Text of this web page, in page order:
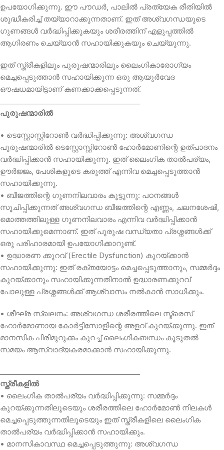
ഉപയോഗിക്കുന്നു. ഈ പൗഡർ, പാലിൽ പ്രത്യേക രീതിയിൽ
ശുദ്ധീകരിച്ച് തയ്യാറാക്കുന്നതാണ്. ഇത് അശ്വഗന്ധയുടെ
ഗുണങ്ങൾ വർദ്ധിപ്പിക്കുകയും ശരീരത്തിന് എളുപ്പത്തിൽ
ആഗിരണം ചെയ്യാൻ സഹായിക്കുകയും ചെയ്യുന്നു.
ഇത് സ്ത്രീകളിലും പുരുഷന്മാരിലും ലൈംഗികാരോഗ്യം
മെച്ചപ്പെടുത്താൻ സഹായിക്കുന്ന ഒരു ആയുർവേദ
ഔഷധമായിട്ടാണ് കണക്കാക്കപ്പെടുന്നത്.
പുരുഷന്മാരിൽ
• ടെസ്റ്റോസ്റ്റിറോൺ വർദ്ധിപ്പിക്കുന്നു: അശ്വഗന്ധ
പുരുഷന്മാരിൽ ടെസ്റ്റോസ്റ്റിറോൺ ഹോർമോണിന്റെ ഉത്പാദനം
വർദ്ധിപ്പിക്കാൻ സഹായിക്കുന്നു. ഇത് ലൈംഗിക താൽപര്യം,
ഊർജ്ജം, പേശികളുടെ കരുത്ത് എന്നിവ മെച്ചപ്പെടുത്താൻ
സഹായിക്കുന്നു.
• ബീജത്തിന്റെ ഗുണനിലവാരം കൂട്ടുന്നു: പഠനങ്ങൾ
സൂചിപ്പിക്കുന്നത് അശ്വഗന്ധ ബീജത്തിന്റെ എണ്ണം, ചലനശേഷി,
മൊത്തത്തിലുള്ള ഗുണനിലവാരം എന്നിവ വർദ്ധിപ്പിക്കാൻ
സഹായിക്കുമെന്നാണ്. ഇത് പുരുഷ വന്ധ്യതാ പ്രശ്നങ്ങൾക്ക്
ഒരു പരിഹാരമായി ഉപയോഗിക്കാറുണ്ട്.
• ഉദ്ധാരണ ക്കുറവ് (Erectile Dysfunction) കുറയ്ക്കാൻ
സഹായിക്കുന്നു: ഇത് രക്തയോട്ടം മെച്ചപ്പെടുത്താനും, സമ്മർദ്ദം
കുറയ്ക്കാനും സഹായിക്കുന്നതിനാൽ ഉദ്ധാരണക്കുറവ്
പോലുള്ള പ്രശ്നങ്ങൾക്ക് ആശ്വാസം നൽകാൻ സാധിക്കും.
• ശീഘ്ര സ്‌ഖലനം: അശ്വഗന്ധ ശരീരത്തിലെ സ്ട്രെസ്
ഹോർമോണായ കോർട്ടിസോളിന്റെ അളവ് കുറയ്ക്കുന്നു. ഇത്
മാനസിക പിരിമുറുക്കം കുറച്ച് ലൈംഗികബന്ധം കൂടുതൽ
സമയം ആസ്വാദ്യകരമാക്കാൻ സഹായിക്കുന്നു.
സ്ത്രീകളിൽ
• ലൈംഗിക താൽപര്യം വർദ്ധിപ്പിക്കുന്നു: സമ്മർദ്ദം
കുറയ്ക്കുന്നതിലൂടെയും ശരീരത്തിലെ ഹോർമോൺ നിലകൾ
മെച്ചപ്പെടുത്തുന്നതിലൂടെയും ഇത് സ്ത്രീകളിലെ ലൈംഗിക
താൽപര്യം വർദ്ധിപ്പിക്കാൻ സഹായിക്കും.
• മാനസികാവസ്ഥ മെച്ചപ്പെടുത്തുന്നു: അശ്വഗന്ധ